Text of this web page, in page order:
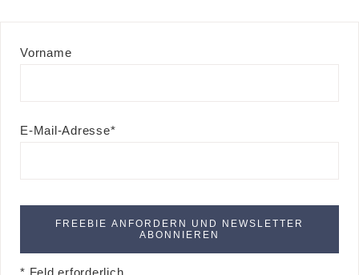
Vorname
E-Mail-Adresse*
* Feld erforderlich